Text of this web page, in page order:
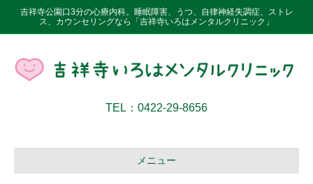
吉祥寺公園口3分の心療内科。睡眠障害、うつ、自律神経失調症、ストレ
ス、カウンセリングなら「吉祥寺いろはメンタルクリニック」
TEL：0422-29-8656
メニュー